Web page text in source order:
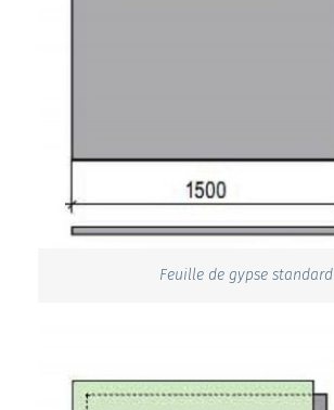
Feuille de gypse standard